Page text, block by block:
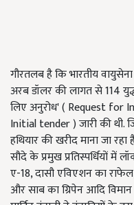
गौरतलब है कि भारतीय
अरब डॉलर की लागत से114
लिए अनुरोध' ( Request for
Initial tender )जारी की थी.
हथियार की खरीद माना जा
सौदे के प्रमुख प्रतिस्पर्धियों में
ए-18,दासौ एविएशन का राफेल
और साब का ग्रिपेन आदि